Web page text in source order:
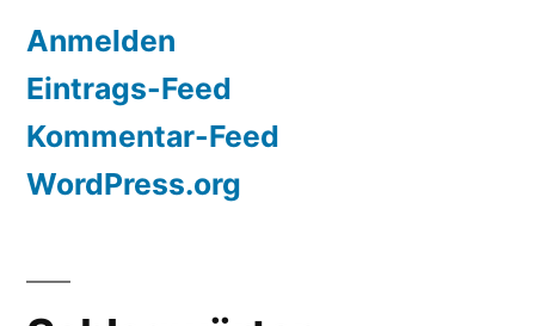
Anmelden
Eintrags-Feed
Kommentar-Feed
WordPress.org